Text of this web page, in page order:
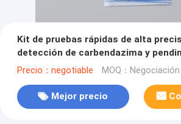
Kit de pruebas rápidas de alta
detección de carbendazima y
tabaco
Precio：negotiable MOQ：Negociación
Mejor precio